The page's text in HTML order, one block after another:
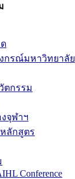
กรณ์มหาวิทยาลัย
ตกรรม
จุฬาฯ
ลักสูตร
Conference